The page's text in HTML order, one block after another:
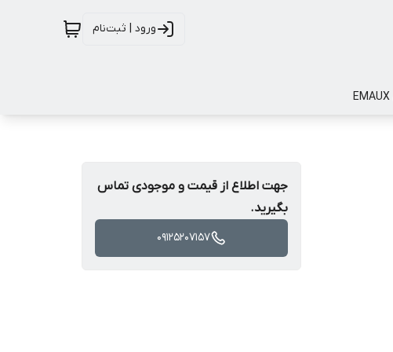
ورود | ثبت‌نام
جهت اطلاع از قیمت و موجودی تماس
بگیرید.
09125207157